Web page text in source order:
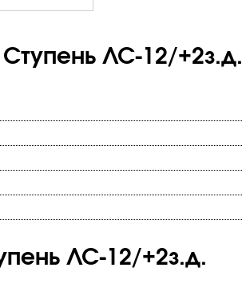
ЛС-12/+2з.д.
ЛС-12/+2з.д.